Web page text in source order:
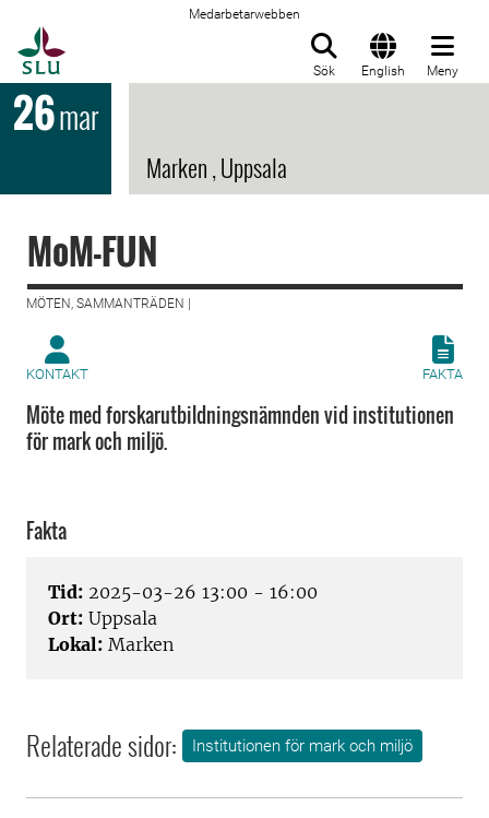
Medarbetarwebben
Sök English Meny
26mar
Marken , Uppsala
MoM-FUN
MÖTEN, SAMMANTRÄDEN |
KONTAKT FAKTA
Möte med forskarutbildningsnämnden vid institutionen
för mark och miljö.
Fakta
Tid: 2025-03-26 13:00 - 16:00
Ort: Uppsala
Lokal: Marken
Relaterade sidor: Institutionen för mark och miljö